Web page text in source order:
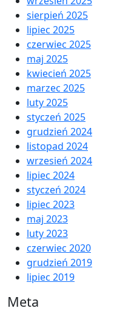
sierpień 2025
lipiec 2025
czerwiec 2025
maj 2025
kwiecień 2025
marzec 2025
luty 2025
styczeń 2025
grudzień 2024
listopad 2024
wrzesień 2024
lipiec 2024
styczeń 2024
lipiec 2023
maj 2023
luty 2023
czerwiec 2020
grudzień 2019
lipiec 2019
Meta